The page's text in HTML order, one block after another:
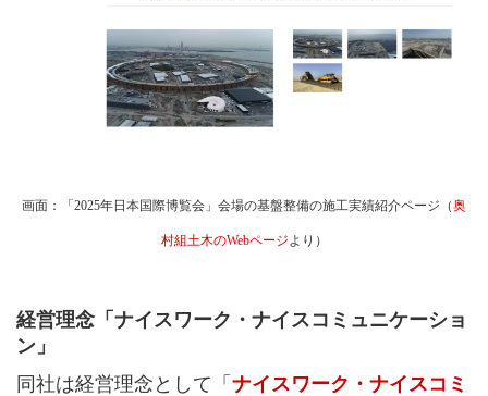
画面：「2025年日本国際博覧会」会場の基盤整備の施工実績紹介ページ（奥
村組土木のWebページより）
経営理念「ナイスワーク・ナイスコミュニケーショ
ン」
同社は経営理念として「 ナイスワーク・ナイスコミ